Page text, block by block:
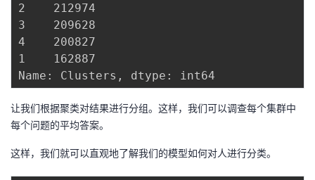
2    212974
3    209628
4    200827
1    162887
让我们根据聚类对结果进行分组。这样，我们可以调查每个集群中
每个问题的平均答案。
这样，我们就可以直观地了解我们的模型如何对人进行分类。